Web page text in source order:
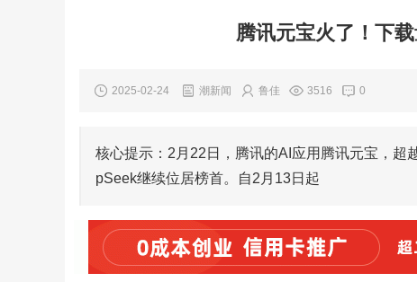
腾讯元宝火了！下
2025-02-24 潮新闻 鲁佳 3516 0
核心提示：2月22日，腾讯的AI应用腾讯元宝，
pSeek继续位居榜首。自2月13日起